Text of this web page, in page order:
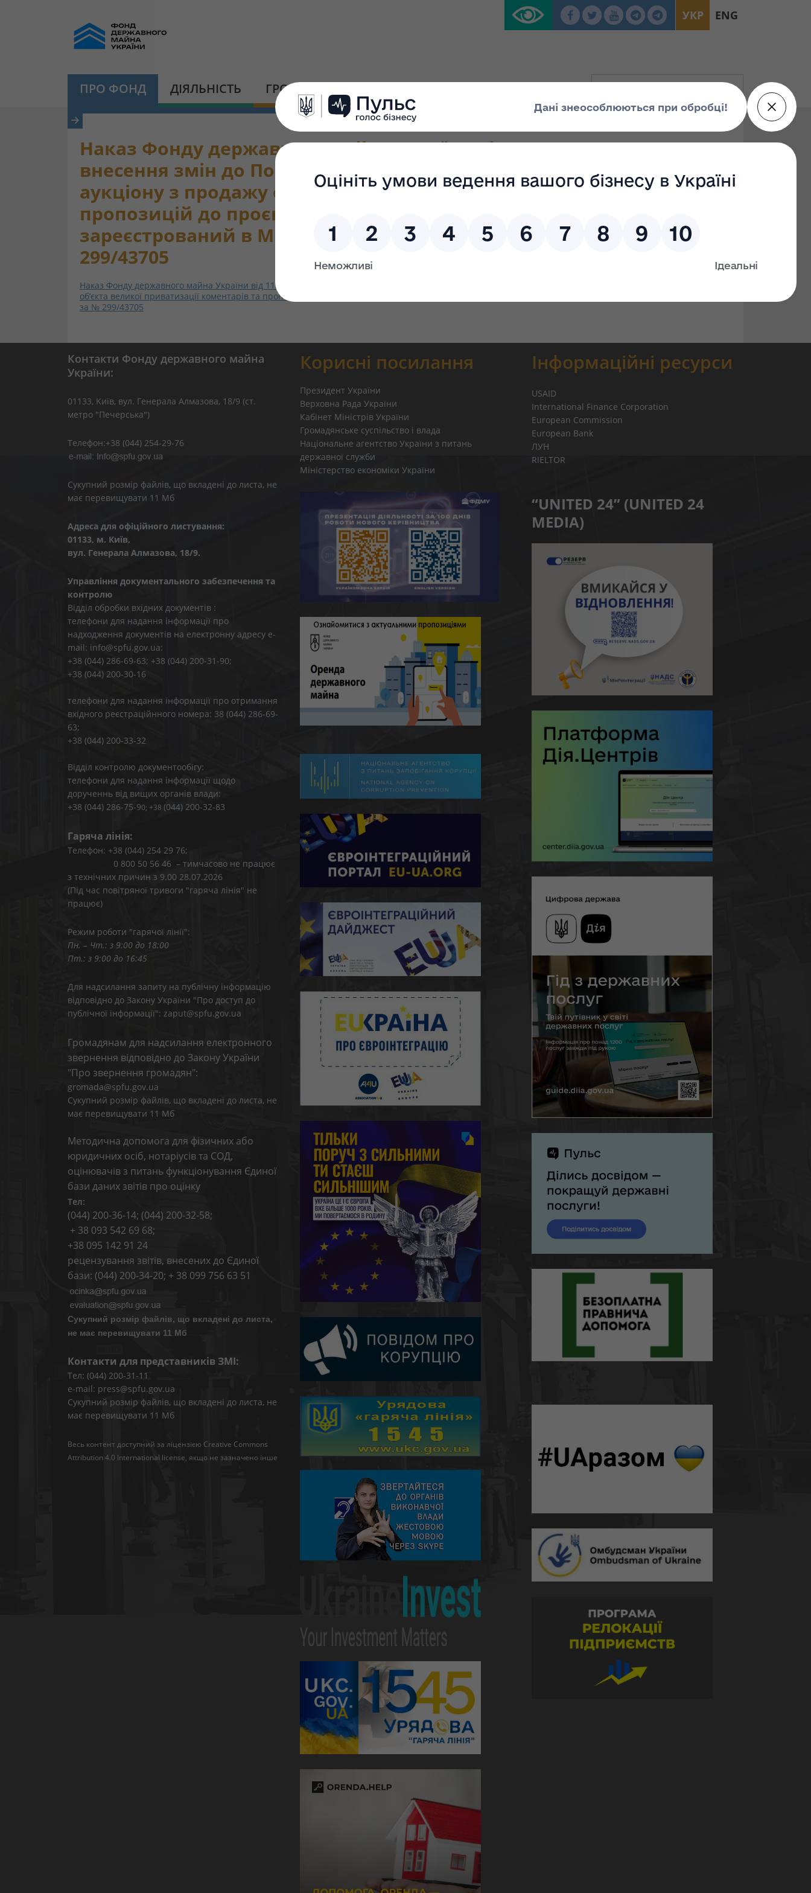
УКР ENG
ПРО ФОНД ДІЯЛЬНІСТЬ ГРОМАДСЬКА ПЛАТФОРМА
Наказ Фонду державного майна України від 11.02.2025 № 217 «Про
внесення змін до Порядку надання переможцем електронного
аукціону з продажу об’єкта великої приватизації коментарів та
пропозицій до проєкту договору купівлі-продажу»,
зареєстрований в Міністерстві юстиції України 25.02.2025 за №
299/43705
Наказ Фонду державного майна України від 11.02.2025 № 217 «Про внесення змін до Порядку надання переможцем електронного аукціону з продажу
об’єкта великої приватизації коментарів та пропозицій до проєкту договору купівлі-продажу», зареєстрований в Міністерстві юстиції України 25.02.2025
за № 299/43705
Контакти Фонду державного майна
України:
01133, Kиїв, вул. Генерала Алмазова, 18/9 (ст.
метро "Печерська")
Телефон:+38 (044) 254-29-76
Сукупний розмір файлів, що вкладені до листа, не
має перевищувати 11 Мб
Адреса для офіційного листування:
01133, м. Київ,
вул. Генерала Алмазова, 18/9.
Управління документального забезпечення та
контролю
Відділ обробки вхідних документів :
телефони для надання інформації про
надходження документів на електронну адресу e-
mail: info@spfu.gov.ua:
+38 (044) 286-69-63; +38 (044) 200-31-90;
+38 (044) 200-30-16
телефони для надання інформації про отримання
вхідного реєстраційнного номера: 38 (044) 286-69-
63;
+38 (044) 200-33-32
Відділ контролю документообігу:
телефони для надання інформації щодо
дорученнь від вищих органів влади:
+38 (044) 286-75-90; +38 (044) 200-32-83
Гаряча лінія:
Телефон: +38 (044) 254 29 76;
0 800 50 56 46 – тимчасово не працює
з технічних причин з 9.00 28.07.2026
(Під час повітряної тривоги "гаряча лінія" не
працює)
Режим роботи "гарячої лінії":
Пн. – Чт.: з 9:00 до 18:00
Пт.: з 9:00 до 16:45
Для надсилання запиту на публічну інформацію
відповідно до Закону України "Про доступ до
публічної інформації": zaput@spfu.gov.ua
Громадянам для надсилання електронного
звернення відповідно до Закону України
"Про звернення громадян":
gromada@spfu.gov.ua
Сукупний розмір файлів, що вкладені до листа, не
має перевищувати 11 Мб
Методична допомога для фізичних або
юридичних осіб, нотаріусів та СОД,
оцінювачів з питань функціонування Єдиної
бази даних звітів про оцінку
Тел:
(044) 200-36-14; (044) 200-32-58;
+ 38 093 542 69 68;
+38 095 142 91 24
рецензування звітів, внесених до Єдиної
бази: (044) 200-34-20; + 38 099 756 63 51
Сукупний розмір файлів, що вкладені до листа,
не має перевищувати 11 Мб
Контакти для представників ЗМІ:
Тел: (044) 200-31-11
e-mail: press@spfu.gov.ua
Сукупний розмір файлів, що вкладені до листа, не
має перевищувати 11 Мб
Весь контент доступний за ліцензією Creative Commons
Attribution 4.0 International license, якщо не зазначено інше
Корисні посилання
Президент України
Верховна Рада України
Кабінет Міністрів України
Громадянське суспільство і влада
Національне агентство України з питань
державної служби
Міністерство економіки України
Інформаційні ресурси
USAID
International Finance Corporation
European Commission
European Bank
ЛУН
RIELTOR
“UNITED 24” (UNITED 24
MEDIA)